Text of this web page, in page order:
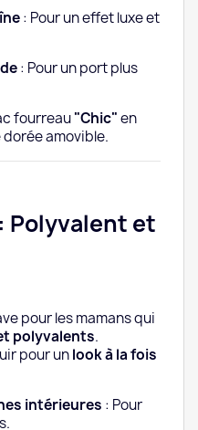
: Pour un effet luxe et
: Pour un port plus
fourreau"Chic"en
amovible.
Polyvalent et
pour les mamans qui
polyvalents.
pour unlook à la fois
intérieures : Pour